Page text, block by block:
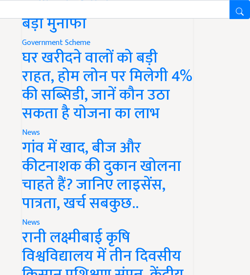
बड़ा मुनाफा
Government Scheme
घर खरीदने वालों को बड़ी
राहत, होम लोन पर मिलेगी 4%
की सब्सिडी, जानें कौन उठा
सकता है योजना का लाभ
News
गांव में खाद, बीज और
कीटनाशक की दुकान खोलना
चाहते हैं? जानिए लाइसेंस,
पात्रता, खर्च सबकुछ..
News
रानी लक्ष्मीबाई कृषि
विश्वविद्यालय में तीन दिवसीय